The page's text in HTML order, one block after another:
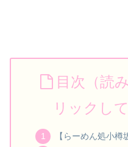
目次（読
リックし
【らーめん処小樽